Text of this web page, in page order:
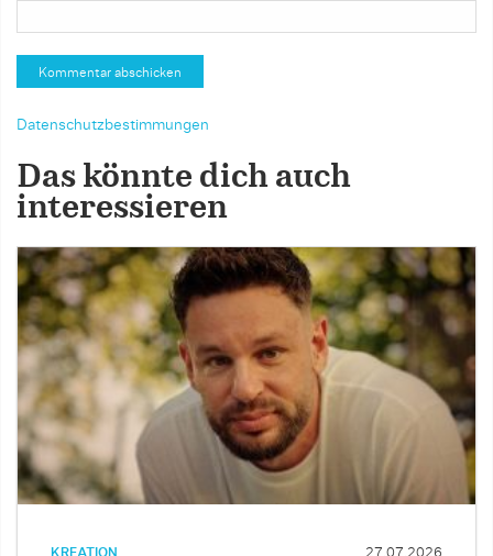
Datenschutzbestimmungen
Das könnte dich auch
interessieren
KREATION 27.07.2026